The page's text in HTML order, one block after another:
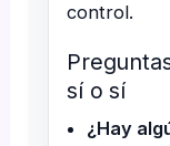
control.
sí o sí
¿Hay